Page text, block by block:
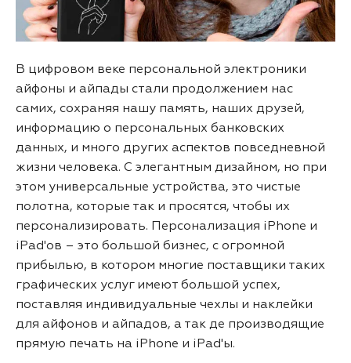
В цифровом веке персональной электроники
айфоны и айпады стали продолжением нас
самих, сохраняя нашу память, наших друзей,
информацию о персональных банковских
данных, и много других аспектов повседневной
жизни человека. С элегантным дизайном, но при
этом универсальные устройства, это чистые
полотна, которые так и просятся, чтобы их
персонализировать. Персонализация iPhone и
iPad'ов – это большой бизнес, с огромной
прибылью, в котором многие поставщики таких
графических услуг имеют большой успех,
поставляя индивидуальные чехлы и наклейки
для айфонов и айпадов, а так де производящие
прямую печать на iPhone и iPad'ы.